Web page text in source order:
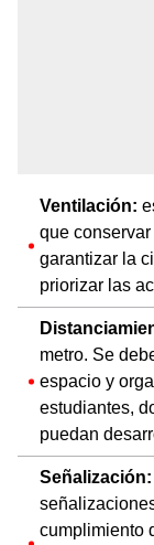
Ventilación:
que
garantizar la
priorizar las
metro. Se
espacio y
estudiantes,
puedan
Señalización:
cumplimiento